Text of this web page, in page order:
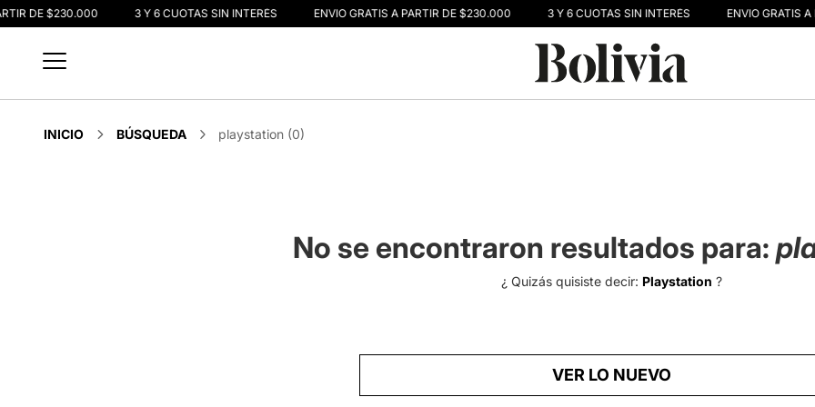
DE $230.000 3 Y 6 CUOTAS SIN INTERÉS ENVIO GRATIS A PARTIR DE $230.000 3 Y 6 CUOTAS SIN INTERÉS ENVIO GRATIS
INICIO BÚSQUEDA playstation (0)
No se encontraron resultados para:
¿ Quizás quisiste decir: Playstation ?
VER LO NUEVO